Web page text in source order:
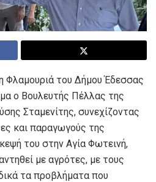
Φλαμουριά του Δήμου Έδεσσας
ο Βουλευτής Πέλλας της
Σταμενίτης, συνεχίζοντας
και παραγωγούς της
του στην Αγία Φωτεινή,
με αγρότες, με τους
τα προβλήματα που